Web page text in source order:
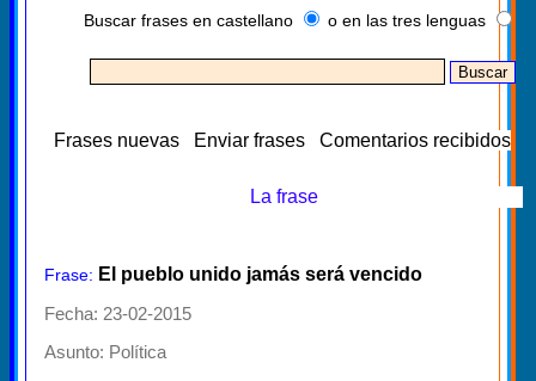
Buscar frases en castellano o en las tres lenguas
Frases nuevas Enviar frases Comentarios recibidos
La frase
Frase: El pueblo unido jamás será vencido
Fecha: 23-02-2015
Asunto: Política